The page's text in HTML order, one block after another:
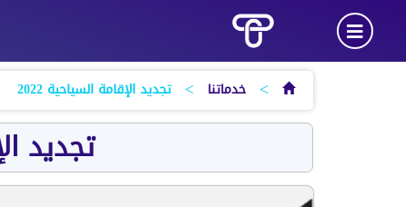
> خدماتنا > تجديد الإقامة السياحية 2022
تجديد